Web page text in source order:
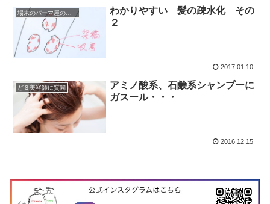
場末のパーマ屋の毛髪理論
わかりやすい 髪の疎水化 その
２
2017.01.10
どＳ美容師に質問
アミノ酸系、石鹸系シャンプーに
ガスール・・・
2016.12.15